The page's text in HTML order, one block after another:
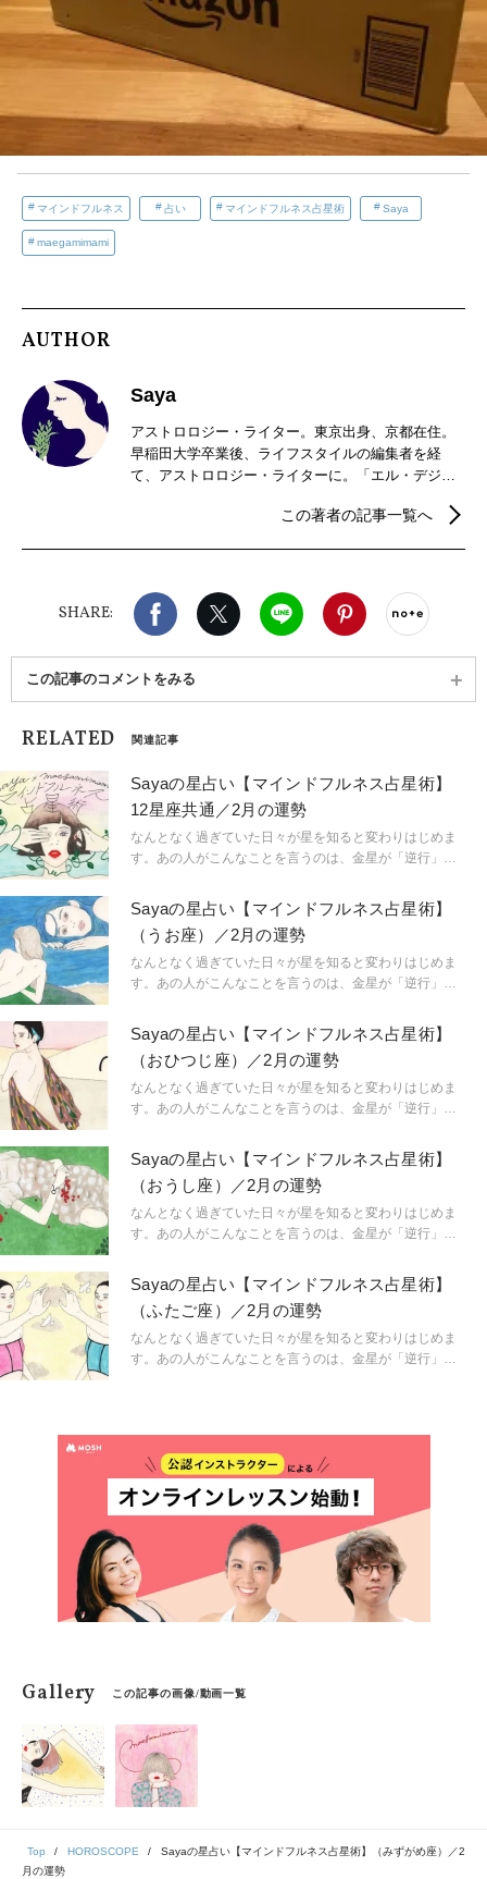
マインドフルネス 占い マインドフルネス占星術 Saya
maegamimami
AUTHOR
Saya
アストロロジー・ライター。東京出身、京都在住。
早稲田大学卒業後、ライフスタイルの編集者を経
て、アストロロジー・ライターに。「エル・デジタ
夫と二人で暮らし、星を読み、畑を耕す傍ら、茶道
この著者の記事一覧へ
SHARE:
Facebook X（旧twitter）
LINE Pinterest
この記事のコメントをみる
RELATED 関連記事
Sayaの星占い【マインドフルネス占星術】
12星座共通／2月の運勢
なんとなく過ぎていた日々が星を知ると変わりはじめま
す。あの人がこんなことを言うのは、金星が「逆行」し
い。こんなにも気持ちが盛り上がるのは満月だからと言
うように。星という眼鏡をもつことで、小さなささやき
や予兆にも気づき始め、「今、ここ」に集中できるよう
に。マインドフルに生きられるようになるのです。
「今、ここ」を生きるためのマインドフルネス占星術の
Sayaの星占い【マインドフルネス占星術】
（うお座）／2月の運勢
なんとなく過ぎていた日々が星を知ると変わりはじめま
す。あの人がこんなことを言うのは、金星が「逆行」し
い。こんなにも気持ちが盛り上がるのは満月だからと言
うように。星という眼鏡をもつことで、小さなささやき
や予兆にも気づき始め、「今、ここ」に集中できるよう
に。マインドフルに生きられるようになるのです。
「今、ここ」を生きるためのマインドフルネス占星術の
Sayaの星占い【マインドフルネス占星術】
（おひつじ座）／2月の運勢
なんとなく過ぎていた日々が星を知ると変わりはじめま
す。あの人がこんなことを言うのは、金星が「逆行」し
い。こんなにも気持ちが盛り上がるのは満月だからと言
うように。星という眼鏡をもつことで、小さなささやき
や予兆にも気づき始め、「今、ここ」に集中できるよう
に。マインドフルに生きられるようになるのです。
「今、ここ」を生きるためのマインドフルネス占星術の
Sayaの星占い【マインドフルネス占星術】
（おうし座）／2月の運勢
なんとなく過ぎていた日々が星を知ると変わりはじめま
す。あの人がこんなことを言うのは、金星が「逆行」し
い。こんなにも気持ちが盛り上がるのは満月だからと言
うように。星という眼鏡をもつことで、小さなささやき
や予兆にも気づき始め、「今、ここ」に集中できるよう
に。マインドフルに生きられるようになるのです。
「今、ここ」を生きるためのマインドフルネス占星術の
Sayaの星占い【マインドフルネス占星術】
（ふたご座）／2月の運勢
なんとなく過ぎていた日々が星を知ると変わりはじめま
す。あの人がこんなことを言うのは、金星が「逆行」し
に。マインドフルに生きられるようになるのです。
「今、ここ」を生きるためのマインドフルネス占星術の
スタートです。
Gallery この記事の画像/動画一覧
Top HOROSCOPE
Sayaの星占い【マインドフルネス占星術】（みずがめ座）／2
月の運勢